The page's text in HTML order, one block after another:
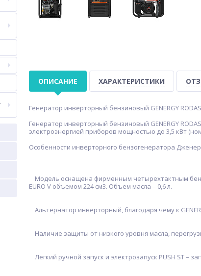
ОПИСАНИЕ ХАРАКТЕРИСТИКИ
Генератор инверторный бензиновый GENERGY
Генератор инверторный бензиновый GENERGY
электроэнергией приборов мощностью до 3,5 кВт
Особенности инверторного бензогенератора
Модель оснащена фирменным четырехтактным
EURO V объемом 224 см3. Объем масла – 0,6 л.
Альтернатор инверторный, благодаря чему к
Наличие защиты от низкого уровня масла,
Легкий ручной запуск и электрозапуск PUSH ST –